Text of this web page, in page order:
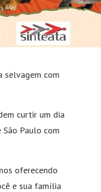
selvagem com
curtir um dia
Paulo com
oferecendo
e sua família